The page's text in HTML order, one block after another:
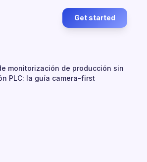
Get started
monitorización de producción sin
PLC: la guía camera-first